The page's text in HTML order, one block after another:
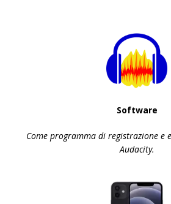
Software
Come programma di registrazione e
Audacity.